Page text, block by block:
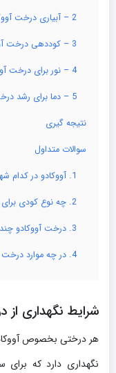
2 – آبیاری درخت آووکادو
3 – کوددهی درخت آووکادو
4 – نور برای درخت آووکادو
5 – دما برای رشد درخت آووکادو
نتیجه گیری
سوالات متداول
1. آووکادو در کدام شهرهای ایران رشد می‌کند؟
2. چه نوع کودی برای درخت آووکادو مناسب است؟
3. درخت آووکادو چند سال پس از کاشت میوه می‌دهد؟
4. در چه موارد درخت آووکادو میوه نخواهد داد؟
شرایط نگهداری از
هر درختی بخصوص
نگهداری دارد که